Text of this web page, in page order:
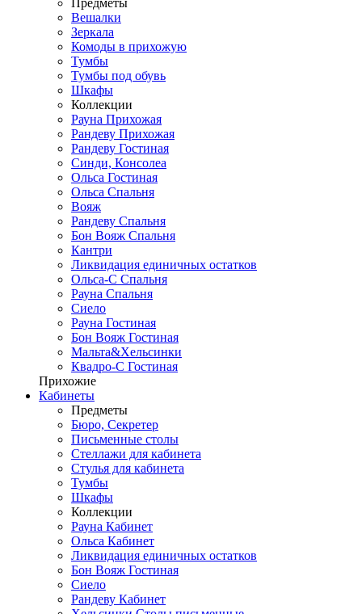
Предметы
Вешалки
Зеркала
Комоды в прихожую
Тумбы
Тумбы под обувь
Шкафы
Коллекции
Рауна Прихожая
Рандеву Прихожая
Рандеву Гостиная
Синди, Консолеа
Ольса Гостиная
Ольса Спальня
Вояж
Рандеву Спальня
Бон Вояж Спальня
Кантри
Ликвидация единичных остатков
Ольса-С Спальня
Рауна Спальня
Сиело
Рауна Гостиная
Бон Вояж Гостиная
Мальта&Хельсинки
Квадро-С Гостиная
Прихожие
Кабинеты
Предметы
Бюро, Секретер
Письменные столы
Стеллажи для кабинета
Стулья для кабинета
Тумбы
Шкафы
Коллекции
Рауна Кабинет
Ольса Кабинет
Ликвидация единичных остатков
Бон Вояж Гостиная
Сиело
Рандеву Кабинет